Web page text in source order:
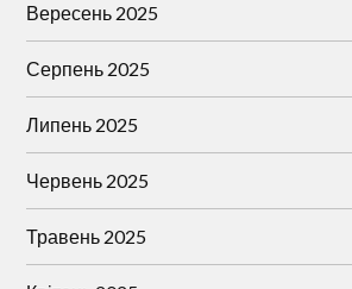
Вересень 2025
Серпень 2025
Липень 2025
Червень 2025
Травень 2025